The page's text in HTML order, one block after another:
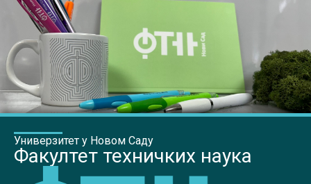
Универзитет у Новом Саду
Факултет техничких наука